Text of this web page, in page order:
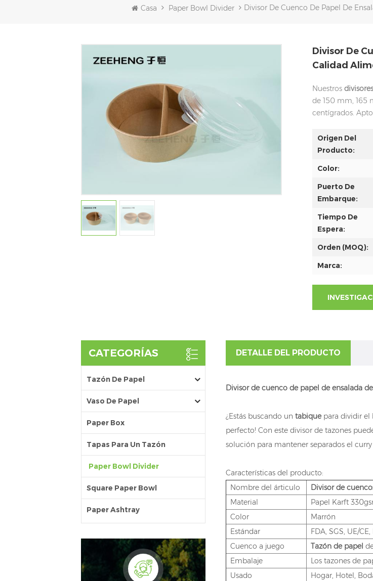
Casa Paper Bowl Divider Divisor De Cuenco De Papel De
Divisor De
Calidad
Nuestros
de 150 mm, 165
centígrados.
Origen Del
Producto:
Color:
Puerto De
Embarque:
Tiempo De
Espera:
Orden (MOQ):
Marca:
CATEGORÍAS
Tazón De Papel
Vaso De Papel
Paper Box
Tapas Para Un Tazón
Paper Bowl Divider
Square Paper Bowl
Paper Ashtray
DETALLE DEL PRODUCTO
Divisor de cuenco de papel de ensalada
¿Estás buscando un tabiquepara dividir el
perfecto! Con este divisor de tazones
solución para mantener separados el
Características del producto:
Nombre del árticulo
Divisor de
Material
Papel Karft
Color
Marrón
Estándar
FDA, SGS, UE/
Cuenco a juego
Tazón de papel
Embalaje
Los tazones de
Usado
Hogar, Hotel,